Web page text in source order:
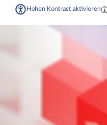
Hohen Kontrast aktivieren